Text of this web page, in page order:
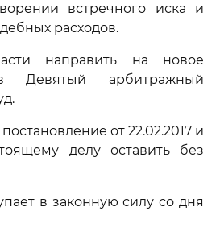
встречного иска и
расходов.
направить на новое
Девятый арбитражный
от 22.02.2017 и
делу оставить без
в законную силу со дня